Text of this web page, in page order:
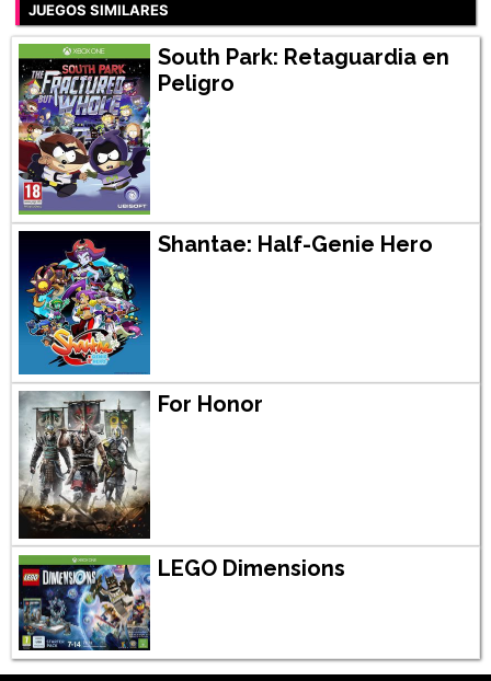
JUEGOS SIMILARES
South Park: Retaguardia en
Peligro
Shantae: Half-Genie Hero
For Honor
LEGO Dimensions